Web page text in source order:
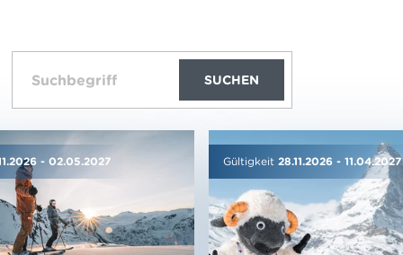
SUCHEN
- 02.05.2027 Gültigkeit 28.11.2026 - 11.04.2027